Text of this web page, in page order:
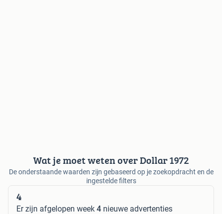
Wat je moet weten over Dollar 1972
De onderstaande waarden zijn gebaseerd op je zoekopdracht en de
ingestelde filters
4
Er zijn afgelopen week 4 nieuwe advertenties